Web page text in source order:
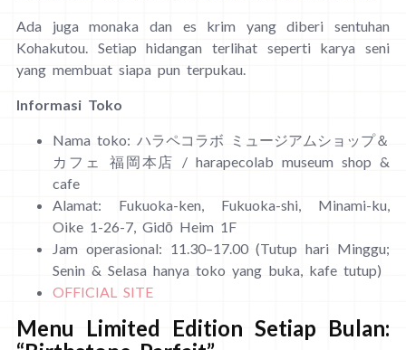
Ada juga monaka dan es krim yang diberi sentuhan
Kohakutou. Setiap hidangan terlihat seperti karya seni
yang membuat siapa pun terpukau.
Informasi Toko
Nama toko: ハラペコラボ ミュージアムショップ＆
カフェ 福岡本店 / harapecolab museum shop &
cafe
Alamat: Fukuoka-ken, Fukuoka-shi, Minami-ku,
Oike 1-26-7, Gidō Heim 1F
Jam operasional: 11.30–17.00 (Tutup hari Minggu;
Senin & Selasa hanya toko yang buka, kafe tutup)
OFFICIAL SITE
Menu Limited Edition Setiap Bulan: